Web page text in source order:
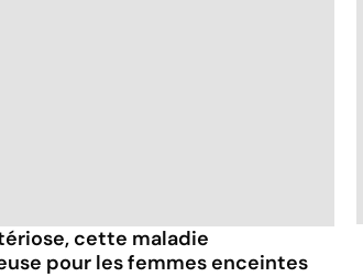
cette maladie
pour les femmes enceintes